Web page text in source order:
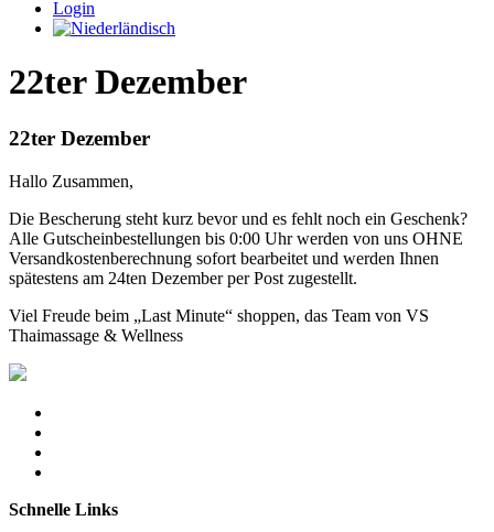
Login
22ter Dezember
22ter Dezember
Hallo Zusammen,
Die Bescherung steht kurz bevor und es fehlt noch ein Geschenk?
Alle Gutscheinbestellungen bis 0:00 Uhr werden von uns OHNE
Versandkostenberechnung sofort bearbeitet und werden Ihnen
spätestens am 24ten Dezember per Post zugestellt.
Viel Freude beim „Last Minute“ shoppen, das Team von VS
Thaimassage & Wellness
Schnelle Links